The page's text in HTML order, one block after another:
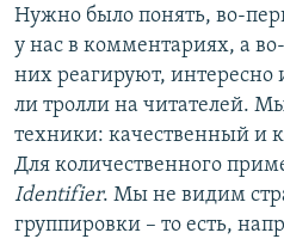
Нужно было понять, во-
у нас в комментариях, а
них реагируют, интересно
ли тролли на читателей.
техники: качественный и
Для количественного
Identifier. Мы не видим
группировки – то есть,